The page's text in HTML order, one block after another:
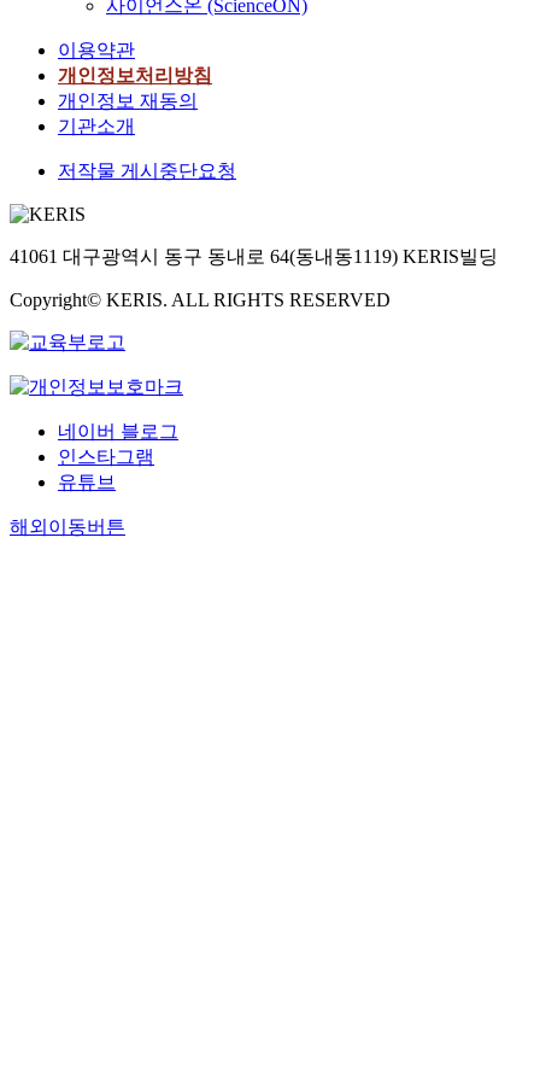
사이언스온 (ScienceON)
이용약관
개인정보처리방침
개인정보 재동의
기관소개
저작물 게시중단요청
41061 대구광역시 동구 동내로 64(동내동1119) KERIS빌딩
Copyright© KERIS. ALL RIGHTS RESERVED
네이버 블로그
인스타그램
유튜브
해외이동버튼